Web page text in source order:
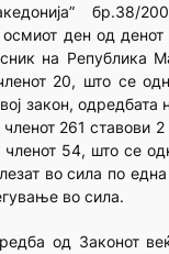
бр.38/
ден од денот
на Република
20, што се
закон, одредбата
261 ставови 2
54, што се
во сила по
во сила.
од Законот